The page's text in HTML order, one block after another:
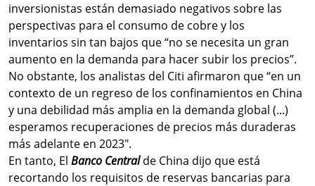
inversionistas están demasiado negativos sobre las
perspectivas para el consumo de cobre y los
inventarios sin tan bajos que “no se necesita un gran
aumento en la demanda para hacer subir los precios”.
No obstante, los analistas del Citi afirmaron que “en un
contexto de un regreso de los confinamientos en China
y una debilidad más amplia en la demanda global (...)
esperamos recuperaciones de precios más duraderas
más adelante en 2023″.
En tanto, El Banco Centralde China dijo que está
recortando los requisitos de reservas bancarias para